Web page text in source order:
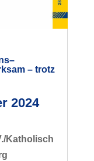
– trotz
2024
Katholisch